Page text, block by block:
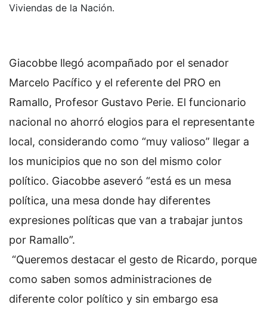
Viviendas de la Nación.
Giacobbe llegó acompañado por el senador
Marcelo Pacífico y el referente del PRO en
Ramallo, Profesor Gustavo Perie. El funcionario
nacional no ahorró elogios para el representante
local, considerando como “muy valioso” llegar a
los municipios que no son del mismo color
político. Giacobbe aseveró “está es un mesa
política, una mesa donde hay diferentes
expresiones políticas que van a trabajar juntos
por Ramallo”.
“Queremos destacar el gesto de Ricardo, porque
como saben somos administraciones de
diferente color político y sin embargo esa